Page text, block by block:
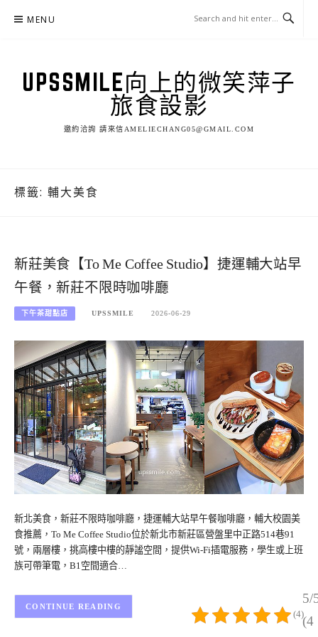
MENU
UPSSMILE向上的微笑萍子
旅食設影
邀約洽詢 請來信AMELIECHANG05@GMAIL.COM
標籤: 輔大美食
新莊美食【To Me Coffee Studio】捷運輔大站早
午餐，新莊不限時咖啡廳
下午茶甜點店 UPSSMILE 2026-06-29
新北美食，新莊不限時咖啡廳，捷運輔大站早午餐咖啡廳，輔大校園美
食推薦，To Me Coffee Studio位於新北市新莊區營盤里中正路514巷91
號，兩層樓，挑高樓中樓的靜謐空間，提供Wi-Fi插電服務，學生或上班
族可帶筆電，B1空間適合…
5/
(4
(4)
CONTINUE READING